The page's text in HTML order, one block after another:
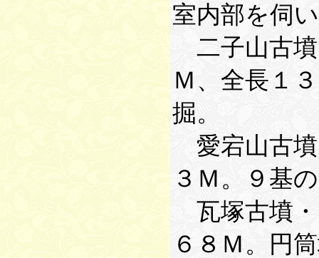
室内部を伺
二子山古墳
Ｍ、全長１
掘。
愛宕山古墳
３Ｍ。９基
瓦塚古墳・
６８Ｍ。円